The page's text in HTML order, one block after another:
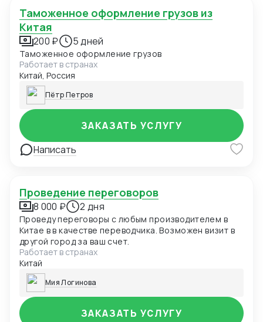
Таможенное оформление грузов из
Китая
200 ₽ 5 дней
Таможенное оформление грузов
Работает в странах
Китай, Россия
Пётр Петров
Написать
ЗАКАЗАТЬ УСЛУГУ
Проведение переговоров
8 000 ₽ 2 дня
Проведу переговоры с любым производителем в
Китае в в качестве переводчика. Возможен визит в
другой город за ваш счет.
Работает в странах
Китай
Мия Логинова
ЗАКАЗАТЬ УСЛУГУ